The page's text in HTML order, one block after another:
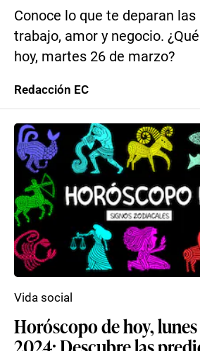
Conoce lo que te deparan las
trabajo, amor y negocio.
hoy, martes 26 de marzo?
Redacción EC
Horóscopo de hoy,
Vida social